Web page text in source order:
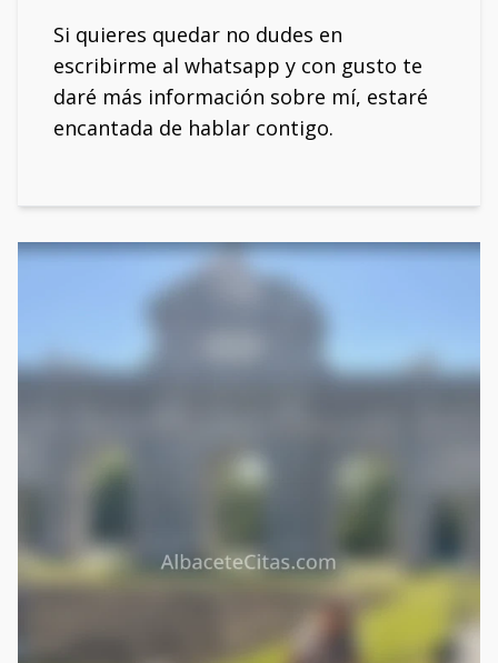
Si quieres quedar no dudes en
escribirme al whatsapp y con gusto te
daré más información sobre mí, estaré
encantada de hablar contigo.